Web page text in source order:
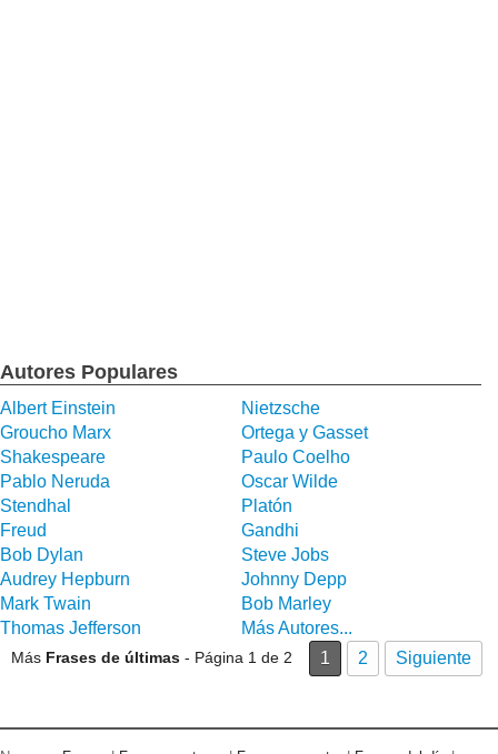
Autores Populares
Albert Einstein
Nietzsche
Groucho Marx
Ortega y Gasset
Shakespeare
Paulo Coelho
Pablo Neruda
Oscar Wilde
Stendhal
Platón
Freud
Gandhi
Bob Dylan
Steve Jobs
Audrey Hepburn
Johnny Depp
Mark Twain
Bob Marley
Thomas Jefferson
Más Autores...
Más Frases de últimas - Página 1 de 2 1 2 Siguiente